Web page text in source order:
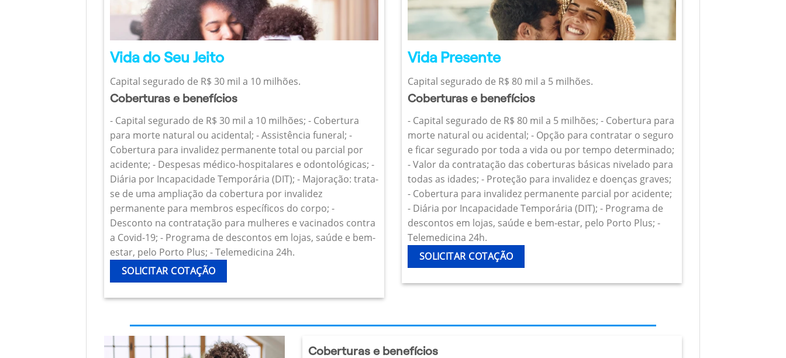
Vida do Seu Jeito
Capital segurado de R$ 30 mil a 10 milhões.
Coberturas e benefícios
- Capital segurado de R$ 30 mil a 10 milhões; - Cobertura
para morte natural ou acidental; - Assistência funeral; -
Cobertura para invalidez permanente total ou parcial por
acidente; - Despesas médico-hospitalares e odontológicas; -
Diária por Incapacidade Temporária (DIT); - Majoração: trata-
se de uma ampliação da cobertura por invalidez
permanente para membros específicos do corpo; -
Desconto na contratação para mulheres e vacinados contra
a Covid-19; - Programa de descontos em lojas, saúde e bem-
estar, pelo Porto Plus; - Telemedicina 24h.
SOLICITAR COTAÇÃO
Vida Presente
Capital segurado de R$ 80 mil a 5 milhões.
Coberturas e benefícios
- Capital segurado de R$ 80 mil a 5 milhões; - Cobertura para
morte natural ou acidental; - Opção para contratar o seguro
e ficar segurado por toda a vida ou por tempo determinado;
- Valor da contratação das coberturas básicas nivelado para
todas as idades; - Proteção para invalidez e doenças graves;
- Cobertura para invalidez permanente parcial por acidente;
- Diária por Incapacidade Temporária (DIT); - Programa de
descontos em lojas, saúde e bem-estar, pelo Porto Plus; -
Telemedicina 24h.
SOLICITAR COTAÇÃO
Coberturas e benefícios